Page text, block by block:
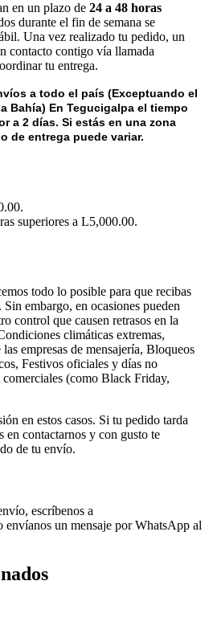
en un plazo de 24 a 48 horas
durante el fin de semana se
Una vez realizado tu pedido, un
contacto contigo vía llamada
tu entrega.
a todo el país (Exceptuando el
Bahía) En Tegucigalpa el tiempo
a 2 días. Si estás en una zona
de entrega puede variar.
superiores a L5,000.00.
todo lo posible para que recibas
embargo, en ocasiones pueden
control que causen retrasos en la
climáticas extremas,
empresas de mensajería, Bloqueos
Festivos oficiales y días no
(como Black Friday,
en estos casos. Si tu pedido tarda
en contactarnos y con gusto te
de tu envío.
escríbenos a
envíanos un mensaje por WhatsApp al